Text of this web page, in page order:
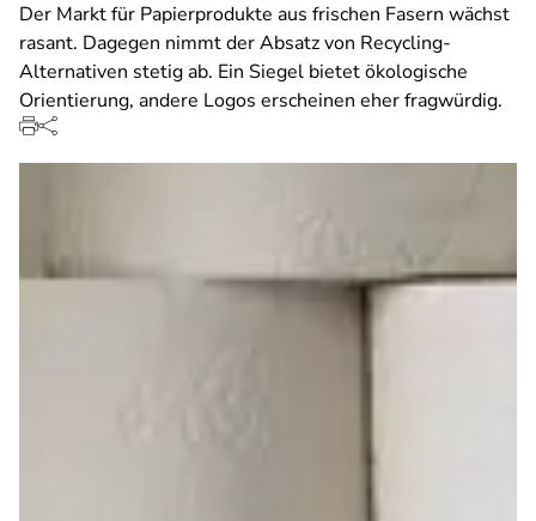
Der Markt für Papierprodukte aus frischen Fasern wächst
rasant. Dagegen nimmt der Absatz von Recycling-
Alternativen stetig ab. Ein Siegel bietet ökologische
Orientierung, andere Logos erscheinen eher fragwürdig.